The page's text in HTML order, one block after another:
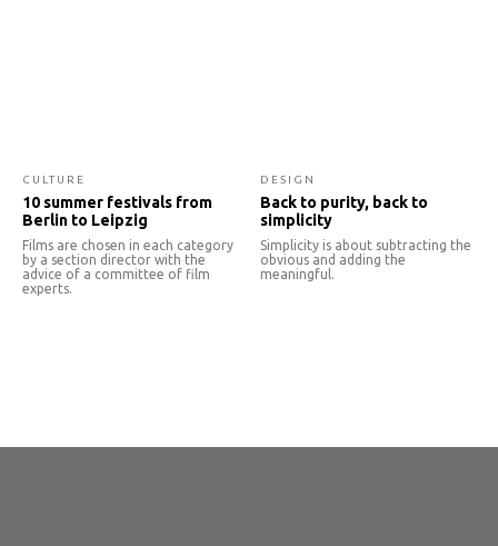
CULTURE
10 summer festivals from
Berlin to Leipzig
Films are chosen in each category
by a section director with the
advice of a committee of film
experts.
DESIGN
Back to purity, back to
simplicity
Simplicity is about subtracting the
obvious and adding the
meaningful.